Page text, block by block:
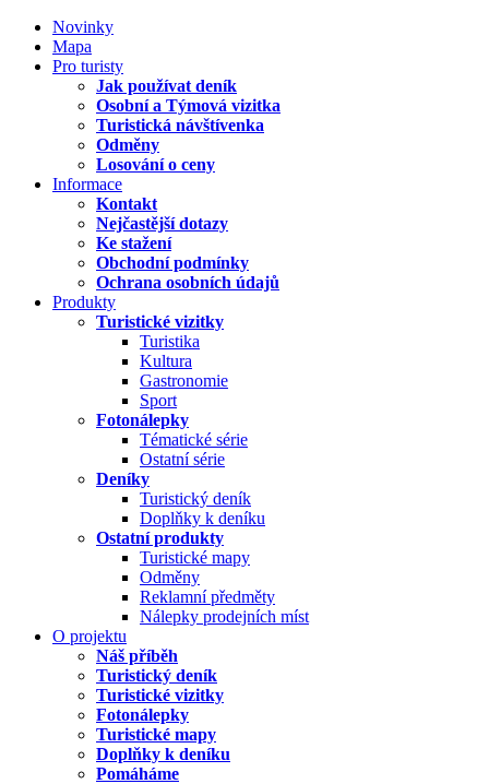
Novinky
Mapa
Pro turisty
Jak používat deník
Osobní a Týmová vizitka
Turistická návštívenka
Odměny
Losování o ceny
Informace
Kontakt
Nejčastější dotazy
Ke stažení
Obchodní podmínky
Ochrana osobních údajů
Produkty
Turistické vizitky
Turistika
Kultura
Gastronomie
Sport
Fotonálepky
Tématické série
Ostatní série
Deníky
Turistický deník
Doplňky k deníku
Ostatní produkty
Turistické mapy
Odměny
Reklamní předměty
Nálepky prodejních míst
O projektu
Náš příběh
Turistický deník
Turistické vizitky
Fotonálepky
Turistické mapy
Doplňky k deníku
Pomáháme